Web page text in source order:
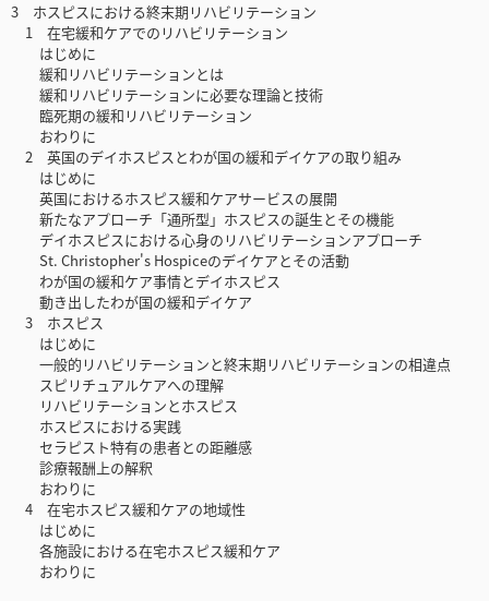
3 ホスピスにおける終末期リハビリテーション
1 在宅緩和ケアでのリハビリテーション
はじめに
緩和リハビリテーションとは
緩和リハビリテーションに必要な理論と技術
臨死期の緩和リハビリテーション
おわりに
2 英国のデイホスピスとわが国の緩和デイケアの取り組み
はじめに
英国におけるホスピス緩和ケアサービスの展開
新たなアプローチ「通所型」ホスピスの誕生とその機能
デイホスピスにおける心身のリハビリテーションアプローチ
St. Christopher's Hospiceのデイケアとその活動
わが国の緩和ケア事情とデイホスピス
動き出したわが国の緩和デイケア
3 ホスピス
はじめに
一般的リハビリテーションと終末期リハビリテーションの相違点
スピリチュアルケアへの理解
リハビリテーションとホスピス
ホスピスにおける実践
セラピスト特有の患者との距離感
診療報酬上の解釈
おわりに
4 在宅ホスピス緩和ケアの地域性
はじめに
各施設における在宅ホスピス緩和ケア
おわりに